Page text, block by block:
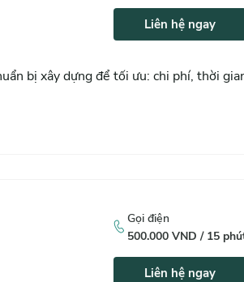
Liên hệ ngay
bị xây dựng để tối ưu: chi phí, thời
Gọi điện
500.000 VND / 15
Liên hệ ngay